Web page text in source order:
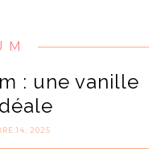
: une vanille
14, 2025